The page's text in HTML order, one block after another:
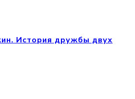
История дружбы двух